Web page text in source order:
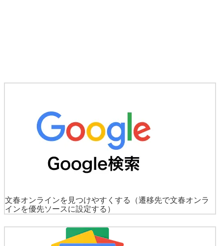
文春オンラインを見つけやすくする
（遷移先で文春オンラ
インを優先ソースに設定する）